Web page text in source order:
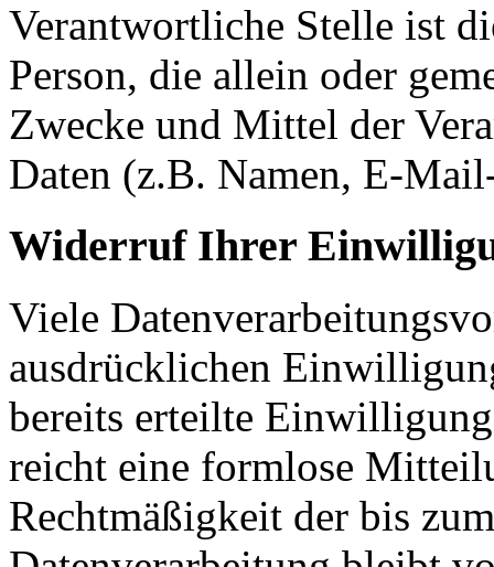
Verantwortliche Stelle ist
Person, die allein oder
Zwecke und Mittel der
Daten (z.B. Namen, E-
Widerruf Ihrer
Viele
ausdrücklichen
bereits erteilte
reicht eine formlose
Rechtmäßigkeit der bis